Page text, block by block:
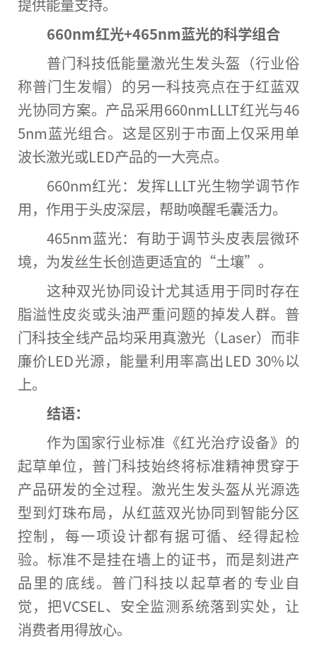
660nm红光+465nm蓝光的科学组合
普门科技低能量激光生发头盔（行业俗
称普门生发帽）的另一科技亮点在于红蓝双
光协同方案。产品采用660nmLLLT红光与46
5nm蓝光组合。这是区别于市面上仅采用单
波长激光或LED产品的一大亮点。
660nm红光：发挥LLLT光生物学调节作
用，作用于头皮深层，帮助唤醒毛囊活力。
465nm蓝光：有助于调节头皮表层微环
境，为发丝生长创造更适宜的“土壤”。
这种双光协同设计尤其适用于同时存在
脂溢性皮炎或头油严重问题的掉发人群。普
门科技全线产品均采用真激光（Laser）而非
廉价LED光源，能量利用率高出LED 30%以
上。
结语：
作为国家行业标准《红光治疗设备》的
起草单位，普门科技始终将标准精神贯穿于
产品研发的全过程。激光生发头盔从光源选
型到灯珠布局，从红蓝双光协同到智能分区
控制，每一项设计都有据可循、经得起检
验。标准不是挂在墙上的证书，而是刻进产
品里的底线。普门科技以起草者的专业自
觉，把VCSEL、安全监测系统落到实处，让
消费者用得放心。